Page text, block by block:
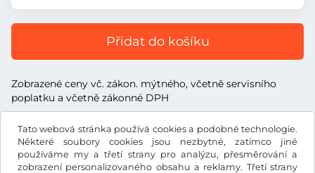
Tato webová stránka používá cookies a podobné technologie.
Některé soubory cookies jsou nezbytné, zatímco jiné
používáme my a třetí strany pro analýzu, přesměrování a
zobrazení personalizovaného obsahu a reklamy. Třetí strany
Přidat do košíku
Zobrazené ceny vč. zákon. mýtného, včetně servisního
poplatku a včetně zákonné DPH
KčCZK